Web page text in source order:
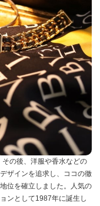
の後、洋服や香水などの
ザインを追求し、ココの徹
位を確立しました。人気の
ンとして1987年に誕生し